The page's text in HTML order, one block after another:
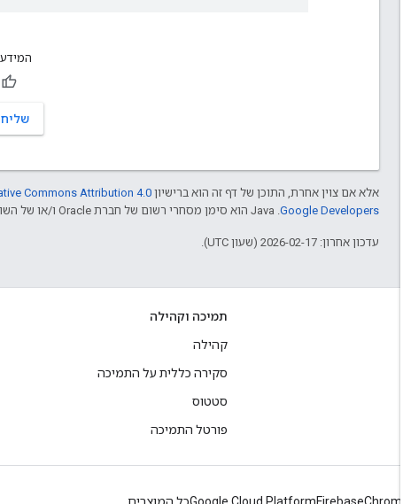
אלא אם צוין אחרת, התוכן של דף זה הוא ברישיון Commons Attribution 4.0
Google Developers‏.‏ Java הוא סימן מסחרי רשום של חברת Oracle ו/או של השותפים העצמאיים שלה.
עדכון אחרון: 2026-02-17 (שעון UTC).
תמיכה וקהילה
קהילה
סקירה כללית על התמיכה
סטטוס
פורטל התמיכה